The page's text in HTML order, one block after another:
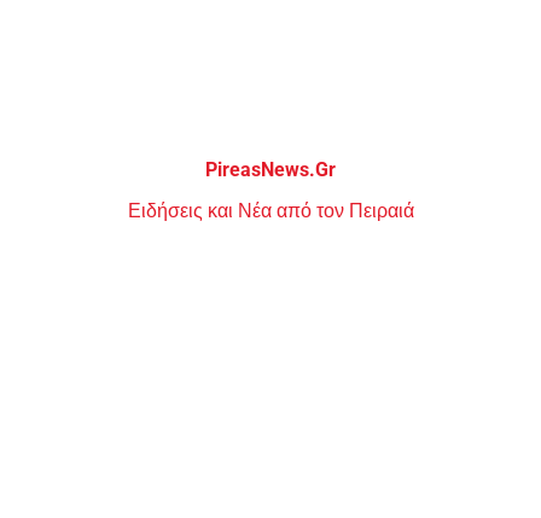
PireasNews.Gr
Ειδήσεις και Νέα από τον Πειραιά